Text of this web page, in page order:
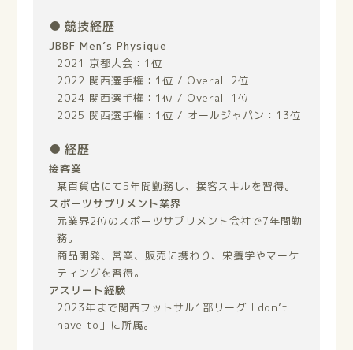
競技経歴
JBBF Men’s Physique
2021 京都大会：1位
2022 関西選手権：1位 / Overall 2位
2024 関西選手権：1位 / Overall 1位
2025 関西選手権：1位 / オールジャパン：13位
経歴
接客業
某百貨店にて5年間勤務し、接客スキルを習得。
スポーツサプリメント業界
元業界2位のスポーツサプリメント会社で7年間勤
務。
商品開発、営業、販売に携わり、栄養学やマーケ
ティングを習得。
アスリート経験
2023年まで関西フットサル1部リーグ「don’t
have to」に所属。